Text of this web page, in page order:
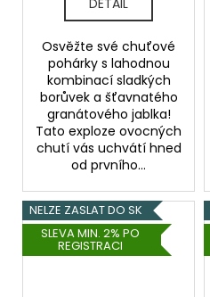
DETAIL
Osvěžte své chuťové
pohárky s lahodnou
kombinací sladkých
borůvek a šťavnatého
granátového jablka!
Tato exploze ovocných
chutí vás uchvátí hned
od prvního...
NELZE ZASLAT DO SK
SLEVA MIN. 2% PO
REGISTRACI